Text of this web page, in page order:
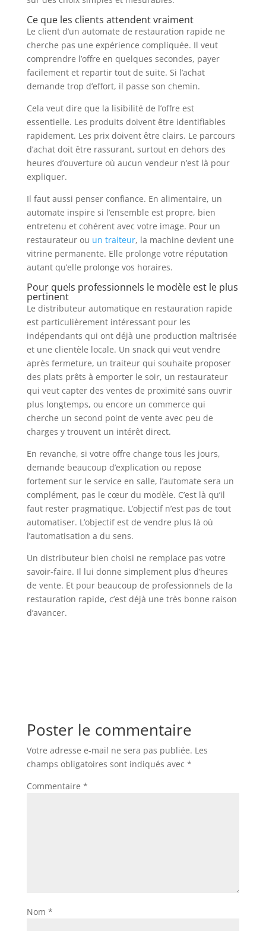
Ce que les clients attendent vraiment
Le client d’un automate de restauration rapide ne
cherche pas une expérience compliquée. Il veut
comprendre l’offre en quelques secondes, payer
facilement et repartir tout de suite. Si l’achat
demande trop d’effort, il passe son chemin.
Cela veut dire que la lisibilité de l’offre est
essentielle. Les produits doivent être identifiables
rapidement. Les prix doivent être clairs. Le parcours
d’achat doit être rassurant, surtout en dehors des
heures d’ouverture où aucun vendeur n’est là pour
expliquer.
Il faut aussi penser confiance. En alimentaire, un
automate inspire si l’ensemble est propre, bien
entretenu et cohérent avec votre image. Pour un
restaurateur ou un traiteur, la machine devient une
vitrine permanente. Elle prolonge votre réputation
autant qu’elle prolonge vos horaires.
Pour quels professionnels le modèle est le plus
pertinent
Le distributeur automatique en restauration rapide
est particulièrement intéressant pour les
indépendants qui ont déjà une production maîtrisée
et une clientèle locale. Un snack qui veut vendre
après fermeture, un traiteur qui souhaite proposer
des plats prêts à emporter le soir, un restaurateur
qui veut capter des ventes de proximité sans ouvrir
plus longtemps, ou encore un commerce qui
cherche un second point de vente avec peu de
charges y trouvent un intérêt direct.
En revanche, si votre offre change tous les jours,
demande beaucoup d’explication ou repose
fortement sur le service en salle, l’automate sera un
complément, pas le cœur du modèle. C’est là qu’il
faut rester pragmatique. L’objectif n’est pas de tout
automatiser. L’objectif est de vendre plus là où
l’automatisation a du sens.
Un distributeur bien choisi ne remplace pas votre
savoir-faire. Il lui donne simplement plus d’heures
de vente. Et pour beaucoup de professionnels de la
restauration rapide, c’est déjà une très bonne raison
d’avancer.
Poster le commentaire
Votre adresse e-mail ne sera pas publiée. Les
champs obligatoires sont indiqués avec *
Commentaire *
Nom *